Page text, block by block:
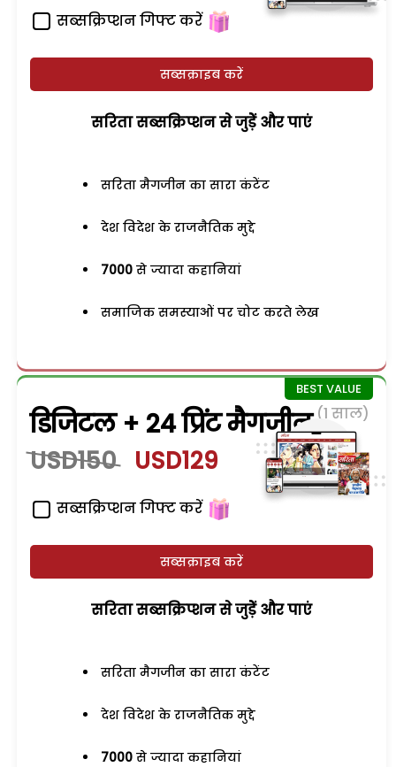
सब्सक्रिप्शन गिफ्ट करें
सब्सक्राइब करें
सरिता सब्सक्रिप्शन से जुड़ेें और पाएं
सरिता मैगजीन का सारा कंटेंट
देश विदेश के राजनैतिक मुद्दे
7000 से ज्यादा कहानियां
समाजिक समस्याओं पर चोट करते लेख
डिजिटल + 24 प्रिंट मैगजीन (1 साल)
USD150 USD129
सब्सक्रिप्शन गिफ्ट करें
सब्सक्राइब करें
सरिता सब्सक्रिप्शन से जुड़ेें और पाएं
सरिता मैगजीन का सारा कंटेंट
देश विदेश के राजनैतिक मुद्दे
7000 से ज्यादा कहानियां